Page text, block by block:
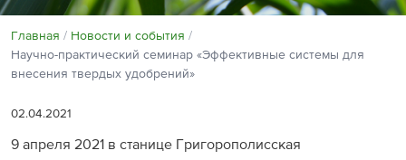
Наши контакты
Центр знаний
Главная
Новости и события
Научно-практический семинар «Эффективные системы для
внесения твердых удобрений»
02.04.2021
9 апреля 2021 в станице Григорополисская